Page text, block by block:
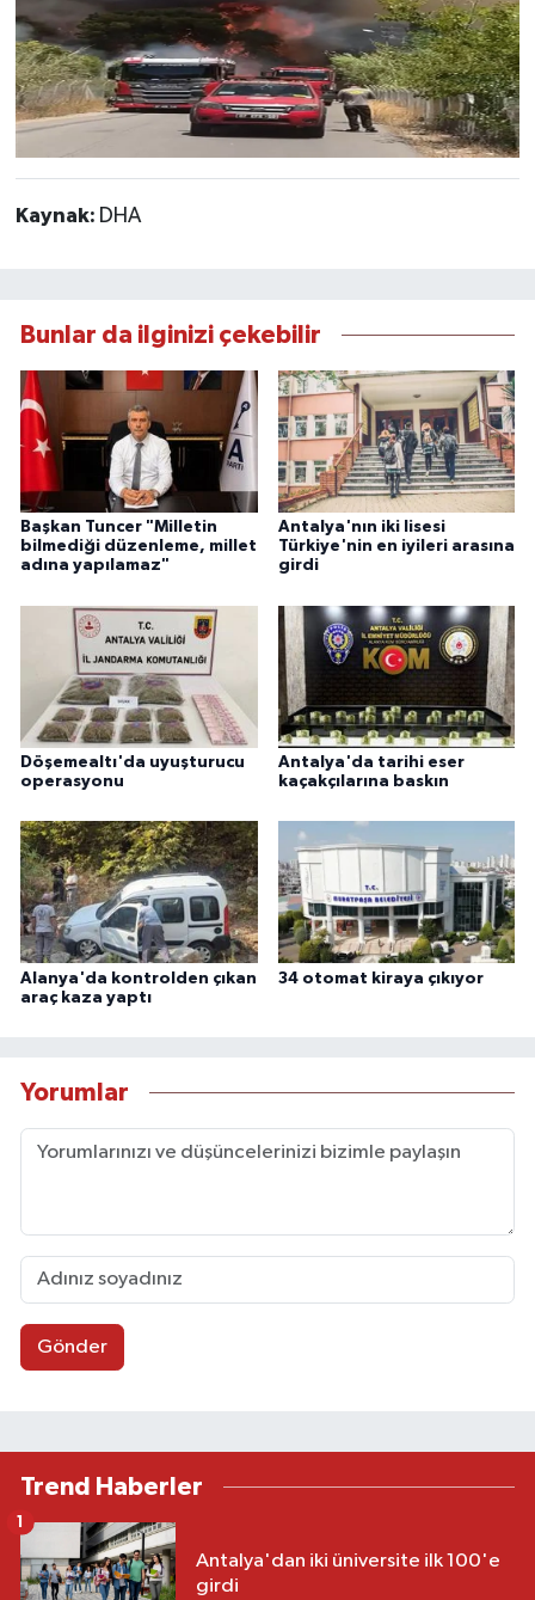
Kaynak: DHA
Bunlar da ilginizi çekebilir
Başkan Tuncer "Milletin
bilmediği düzenleme, millet
adına yapılamaz"
Antalya'nın iki lisesi
Türkiye'nin en iyileri arasına
girdi
Döşemealtı'da uyuşturucu
operasyonu
Antalya'da tarihi eser
kaçakçılarına baskın
Alanya'da kontrolden çıkan
araç kaza yaptı
34 otomat kiraya çıkıyor
Yorumlar
Gönder
Trend Haberler
Antalya'dan iki üniversite ilk 100'e
girdi
1